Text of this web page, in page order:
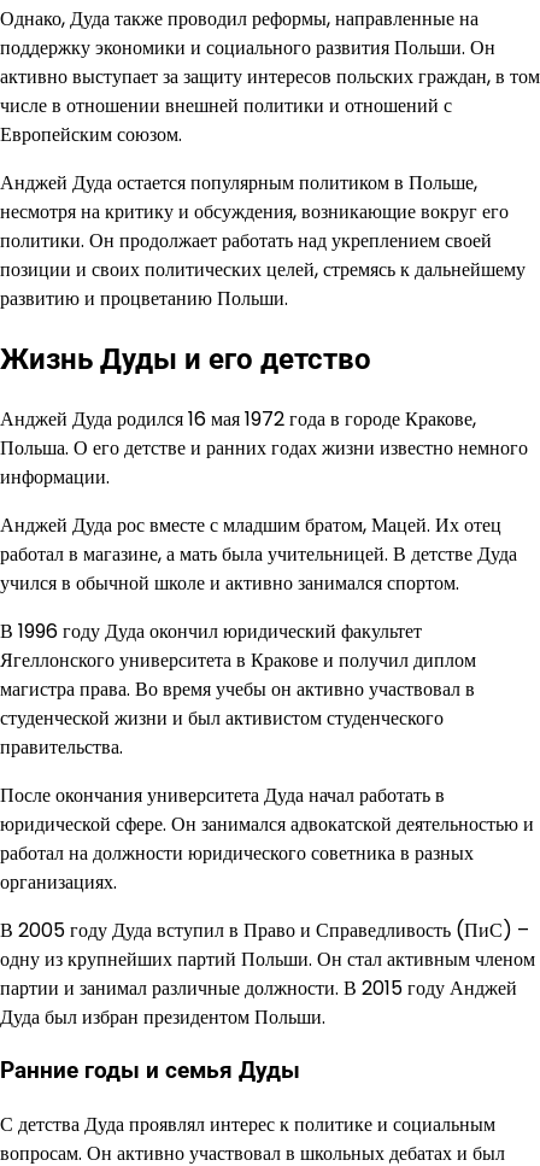
Однако, Дуда также проводил реформы, направленные на
поддержку экономики и социального развития Польши. Он
активно выступает за защиту интересов польских граждан, в том
числе в отношении внешней политики и отношений с
Европейским союзом.
Анджей Дуда остается популярным политиком в Польше,
несмотря на критику и обсуждения, возникающие вокруг его
политики. Он продолжает работать над укреплением своей
позиции и своих политических целей, стремясь к дальнейшему
развитию и процветанию Польши.
Жизнь Дуды и его детство
Анджей Дуда родился 16 мая 1972 года в городе Кракове,
Польша. О его детстве и ранних годах жизни известно немного
информации.
Анджей Дуда рос вместе с младшим братом, Мацей. Их отец
работал в магазине, а мать была учительницей. В детстве Дуда
учился в обычной школе и активно занимался спортом.
В 1996 году Дуда окончил юридический факультет
Ягеллонского университета в Кракове и получил диплом
магистра права. Во время учебы он активно участвовал в
студенческой жизни и был активистом студенческого
правительства.
После окончания университета Дуда начал работать в
юридической сфере. Он занимался адвокатской деятельностью и
работал на должности юридического советника в разных
организациях.
В 2005 году Дуда вступил в Право и Справедливость (ПиС) –
одну из крупнейших партий Польши. Он стал активным членом
партии и занимал различные должности. В 2015 году Анджей
Дуда был избран президентом Польши.
Ранние годы и семья Дуды
С детства Дуда проявлял интерес к политике и социальным
вопросам. Он активно участвовал в школьных дебатах и был